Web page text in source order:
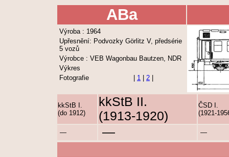
ABa
Výroba : 1964
Upřesnění: Podvozky Görlitz V, předsérie
5 vozů
Výrobce : VEB Wagonbau Bautzen, NDR
Výkres
Fotografie
1 2
kkStB I.
(do 1912)
kkStB II.
(1913-1920)
ČSD I.
(1921-
— — —